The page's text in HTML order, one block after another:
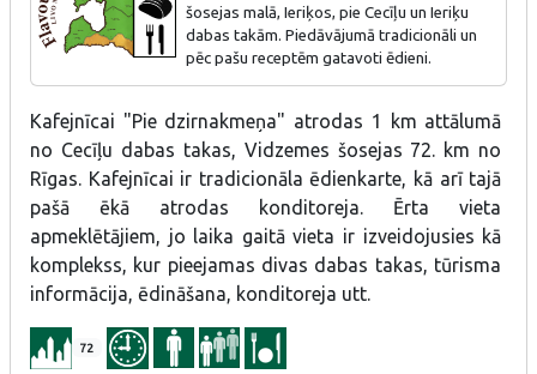
šosejas malā, Ieriķos, pie Cecīļu un Ieriķu
dabas takām. Piedāvājumā tradicionāli un
pēc pašu receptēm gatavoti ēdieni.
Kafejnīcai "Pie dzirnakmeņa" atrodas 1 km attālumā
no Cecīļu dabas takas, Vidzemes šosejas 72. km no
Rīgas. Kafejnīcai ir tradicionāla ēdienkarte, kā arī tajā
pašā ēkā atrodas konditoreja. Ērta vieta
apmeklētājiem, jo laika gaitā vieta ir izveidojusies kā
komplekss, kur pieejamas divas dabas takas, tūrisma
informācija, ēdināšana, konditoreja utt.
72